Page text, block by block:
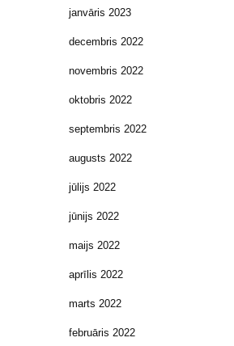
janvāris 2023
decembris 2022
novembris 2022
oktobris 2022
septembris 2022
augusts 2022
jūlijs 2022
jūnijs 2022
maijs 2022
aprīlis 2022
marts 2022
februāris 2022